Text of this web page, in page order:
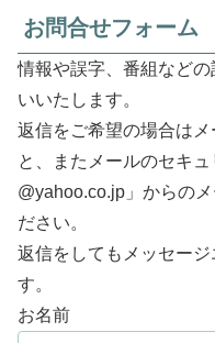
お問合せフォーム
情報や誤字、番組など
いいたします。
返信をご希望の場合は
と、またメールのセキ
@yahoo.co.jp」からの
ださい。
返信をしてもメッセー
す。
お名前